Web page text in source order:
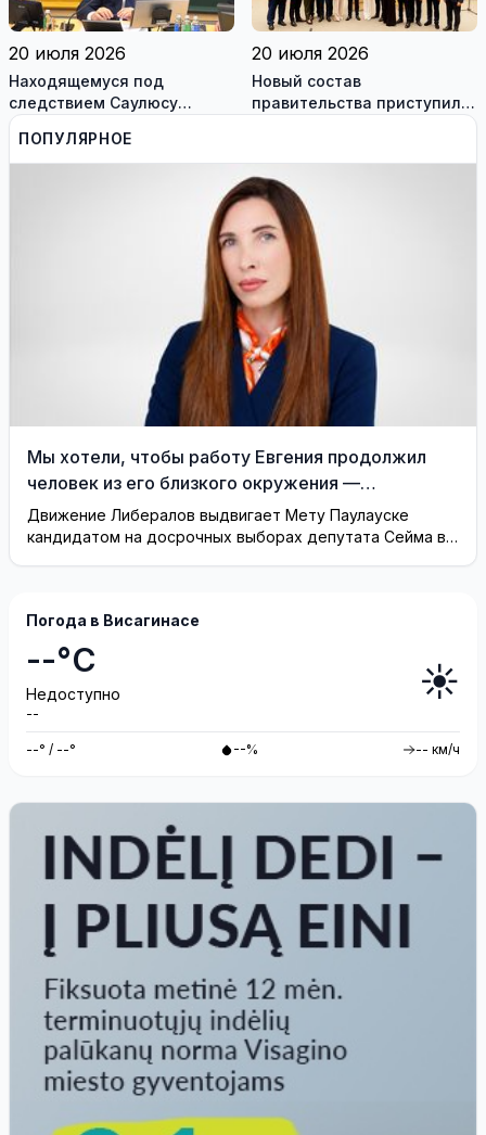
20 июля 2026
Находящемуся под
следствием Саулюсу
Сквернялису временно
разрешили выехать за
границу
20 июля 2026
Новый состав
правительства приступил к
ПОПУЛЯРНОЕ
Мы хотели, чтобы работу Евгения продолжил
человек из его близкого окружения —
Висагинское отделение Либерального движения
Движение Либералов выдвигает Мету Паулауске
кандидатом на досрочных выборах депутата Сейма в
Погода в Висагинасе
--°C
Недоступно
--
☀️
--° / --° --% -- км/ч